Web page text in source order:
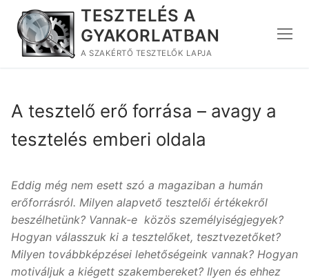
Ugrás
tartalomra
TESZTELÉS A
GYAKORLATBAN
A SZAKÉRTŐ TESZTELŐK LAPJA
A tesztelő erő forrása – avagy a
tesztelés emberi oldala
Eddig még nem esett szó a magaziban a humán
erőforrásról. Milyen alapvető tesztelői értékekről
beszélhetünk? Vannak-e közös személyiségjegyek?
Hogyan válasszuk ki a tesztelőket, tesztvezetőket?
Milyen továbbképzései lehetőségeink vannak? Hogyan
motiváljuk a kiégett szakembereket? Ilyen és ehhez